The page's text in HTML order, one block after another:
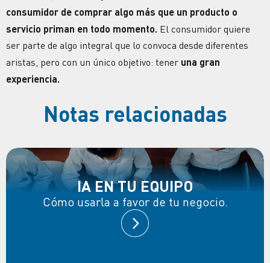
consumidor de comprar algo más que un producto o
servicio priman en todo momento. El consumidor quiere
ser parte de algo integral que lo convoca desde diferentes
aristas, pero con un único objetivo: tener una gran
experiencia.
Notas relacionadas
IA EN TU EQUIPO
Cómo usarla a favor de tu negocio.